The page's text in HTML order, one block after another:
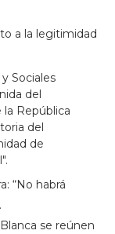
a la legitimidad
Sociales
del
República
del
de
“No habrá
se reúnen